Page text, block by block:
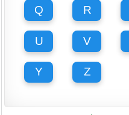
Q R
U V
Y Z